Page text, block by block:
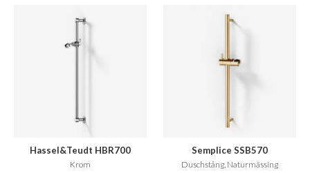
Hassel&Teudt HBR700
Krom
Semplice SSB570
Duschstång, Naturmässing